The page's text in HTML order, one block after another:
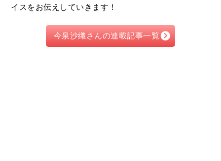
イスをお伝えしていきます！
今泉沙織さんの連載記事一覧